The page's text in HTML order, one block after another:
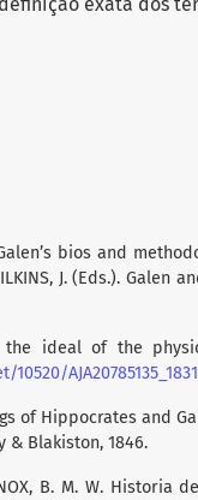
Galen’s bios and
J. (Eds.).
the ideal of the
of Hippocrates and
& Blakiston, 1846.
B. M. W.